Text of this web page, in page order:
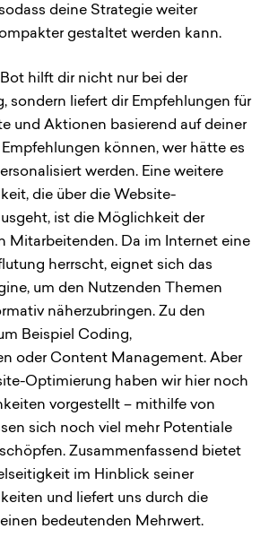
deine Strategie weiter
gestaltet werden kann.
hilft dir nicht nur bei der
sondern liefert dir Empfehlungen für
und Aktionen basierend auf deiner
können, wer hätte es
werden. Eine weitere
die über die Website-
ist die Möglichkeit der
Mitarbeitenden. Da im Internet eine
herrscht, eignet sich das
um den Nutzenden Themen
näherzubringen. Zu den
Beispiel Coding,
oder Content Management. Aber
Optimierung haben wir hier noch
vorgestellt – mithilfe von
sich noch viel mehr Potentiale
Zusammenfassend bietet
im Hinblick seiner
und liefert uns durch die
bedeutenden Mehrwert.